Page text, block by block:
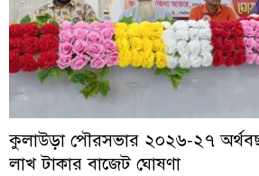
কুলাউড়া পৌরসভার ২০২৬-২৭
লাখ টাকার বাজেট ঘোষণা